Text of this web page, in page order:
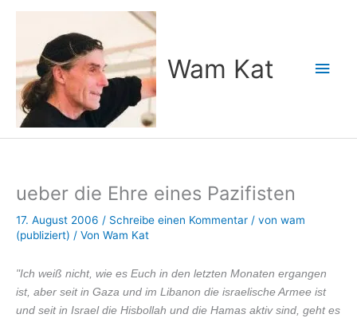
Wam Kat
ueber die Ehre eines Pazifisten
17. August 2006 / Schreibe einen Kommentar / von wam
(publiziert) / Von Wam Kat
"Ich weiß nicht, wie es Euch in den letzten Monaten ergangen
ist, aber seit in Gaza und im Libanon die israelische Armee ist
und seit in Israel die Hisbollah und die Hamas aktiv sind, geht es